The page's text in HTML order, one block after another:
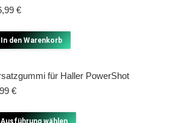
€
In den Warenkorb
für Haller PowerShot
€
Ausführung wählen